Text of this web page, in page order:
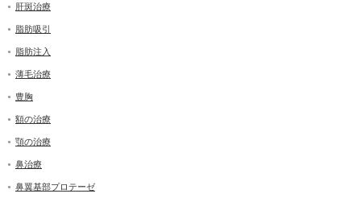
肝斑治療
脂肪吸引
脂肪注入
薄毛治療
豊胸
額の治療
顎の治療
鼻治療
鼻翼基部プロテーゼ